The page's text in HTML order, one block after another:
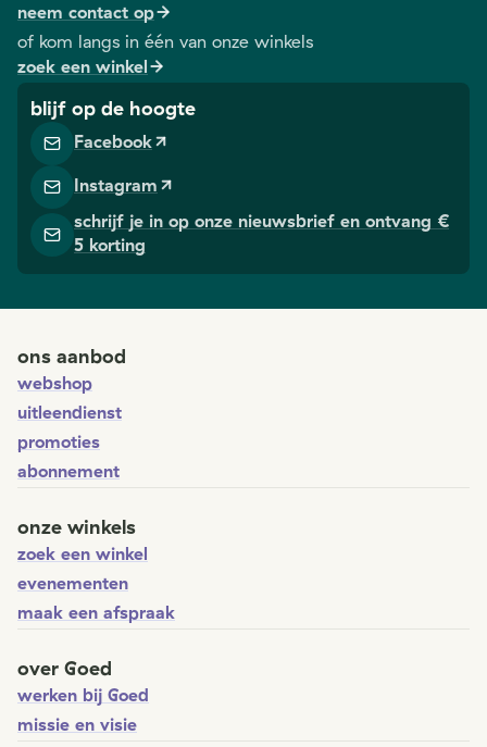
neem contact op
of kom langs in één van onze winkels
zoek een winkel
blijf op de hoogte
Facebook
Instagram
schrijf je in op onze nieuwsbrief en ontvang €
5 korting
ons aanbod
webshop
uitleendienst
promoties
abonnement
onze winkels
zoek een winkel
evenementen
maak een afspraak
over Goed
werken bij Goed
missie en visie